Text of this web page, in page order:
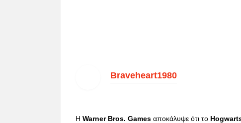
Braveheart1980
Η Warner Bros. Games αποκάλυψε ότι το